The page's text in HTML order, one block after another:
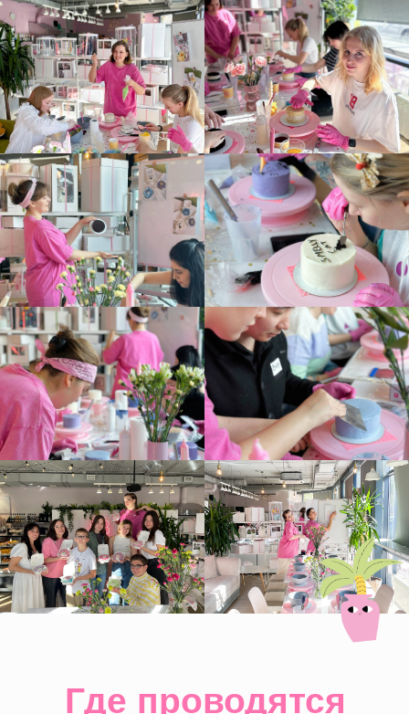
Все мастер-классы мы проводим в
нашем кафе.
Парковка для наших посетителей
на охраняемой территории бесплатна.
построить
маршрут
г. Москва, 3-й Нижнелихоборский проезд,
д.3, стр. 6
Где проводятся
мастер-классы